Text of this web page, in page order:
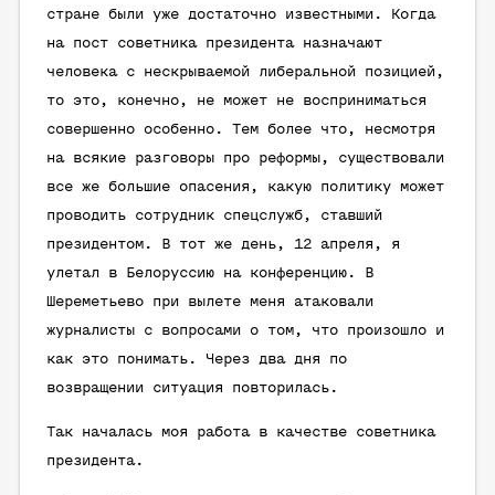
стране были уже достаточно известными. Когда
на пост советника президента назначают
человека с нескрываемой либеральной позицией,
то это, конечно, не может не восприниматься
совершенно особенно. Тем более что, несмотря
на всякие разговоры про реформы, существовали
все же большие опасения, какую политику может
проводить сотрудник спецслужб, ставший
президентом. В тот же день, 12 апреля, я
улетал в Белоруссию на конференцию. В
Шереметьево при вылете меня атаковали
журналисты с вопросами о том, что произошло и
как это понимать. Через два дня по
возвращении ситуация повторилась.
Так началась моя работа в качестве советника
президента.